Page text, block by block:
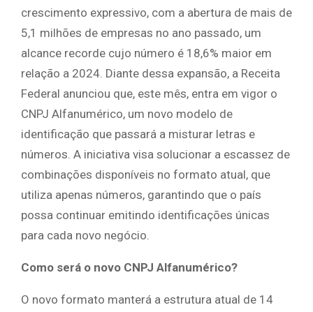
crescimento expressivo, com a abertura de mais de
5,1 milhões de empresas no ano passado, um
alcance recorde cujo número é 18,6% maior em
relação a 2024. Diante dessa expansão, a Receita
Federal anunciou que, este mês, entra em vigor o
CNPJ Alfanumérico, um novo modelo de
identificação que passará a misturar letras e
números. A iniciativa visa solucionar a escassez de
combinações disponíveis no formato atual, que
utiliza apenas números, garantindo que o país
possa continuar emitindo identificações únicas
para cada novo negócio.
Como será o novo CNPJ Alfanumérico?
O novo formato manterá a estrutura atual de 14